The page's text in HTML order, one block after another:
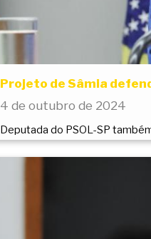
Projeto de Sâmia
4 de outubro de 2024
Deputada do PSOL-SP